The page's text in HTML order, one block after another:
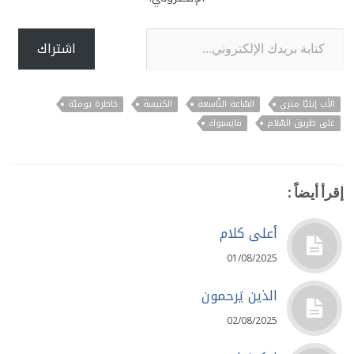
كتابة بريدك الإلكتروني...
اشتراك
الأب إيليّا متري السّاعة التّاسعة الكنيسة
خاطرة يوميّة
على طريق السّلام
فايسبوك
إقرأ أيضاً :
أعلى كلام
01/08/2025
الذين يَرحمون
02/08/2025